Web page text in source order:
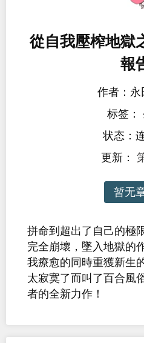
從自我壓榨地獄
報
作者：永
标签：
状态：
更新：
暂无
拼命到超出了自己的極
完全崩壞，墜入地獄的
我療愈的同時重獲新生
太寂寞了而叫了百合風
者的全新力作！